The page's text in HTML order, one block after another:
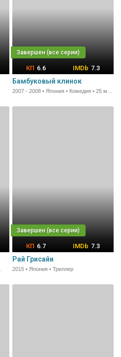
6.6 7.3
Бамбуковый клинок
6.7 7.3
Рай Грисайи
2015 • Япония • Триллер